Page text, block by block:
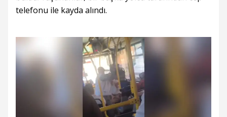
telefonu ile kayda alındı.